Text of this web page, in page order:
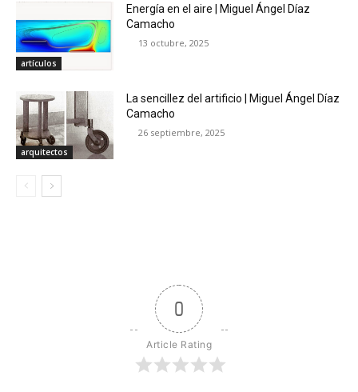
artículos
Energía en el aire | Miguel Ángel Díaz
Camacho
13 octubre, 2025
arquitectos
La sencillez del artificio | Miguel Ángel Díaz
Camacho
26 septiembre, 2025
0
Article Rating